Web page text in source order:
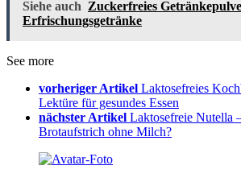
Siehe auch Zuckerfreies
Erfrischungsgetränke
See more
vorheriger Artikel Laktosefreies
Lektüre für gesundes Essen
nächster Artikel Laktosefreie Nutella
Brotaufstrich ohne Milch?